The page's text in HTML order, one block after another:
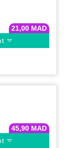
21,00 MAD
45,90 MAD